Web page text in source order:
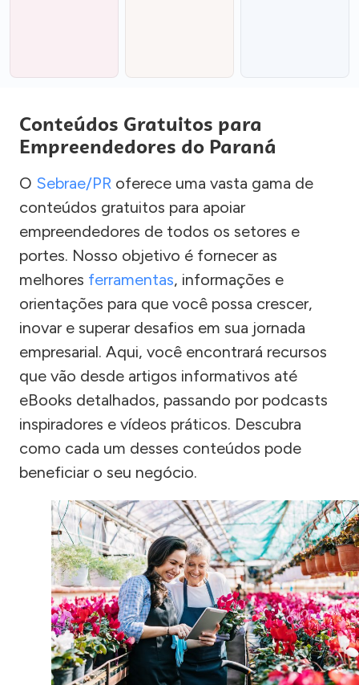
Conteúdos Gratuitos para
Empreendedores do Paraná
O Sebrae/PR oferece uma vasta gama de
conteúdos gratuitos para apoiar
empreendedores de todos os setores e
portes. Nosso objetivo é fornecer as
melhores ferramentas, informações e
orientações para que você possa crescer,
inovar e superar desafios em sua jornada
empresarial. Aqui, você encontrará recursos
que vão desde artigos informativos até
eBooks detalhados, passando por podcasts
inspiradores e vídeos práticos. Descubra
como cada um desses conteúdos pode
beneficiar o seu negócio.